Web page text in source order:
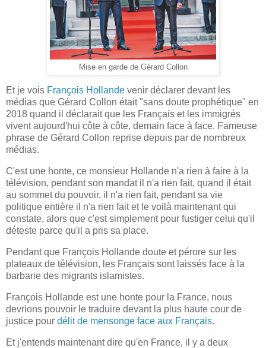
Mise en garde de Gérard Collon
Et je vois François Hollande venir déclarer devant les
médias que Gérard Collon était "sans doute prophétique" en
2018 quand il déclarait que les Français et les immigrés
vivent aujourd'hui côte à côte, demain face à face. Fameuse
phrase de Gérard Collon reprise depuis par de nombreux
médias.
C'est une honte, ce monsieur Hollande n'a rien à faire à la
télévision, pendant son mandat il n'a rien fait, quand il était
au sommet du pouvoir, il n'a rien fait, pendant sa vie
politique entière il n'a rien fait et le voilà maintenant qui
constate, alors que c'est simplement pour fustiger celui qu'il
déteste parce qu'il a pris sa place.
Pendant que François Hollande doute et pérore sur les
plateaux de télévision, les Français sont laissés face à la
barbarie des migrants islamistes.
François Hollande est une honte pour la France, nous
devrions pouvoir le traduire devant la plus haute cour de
justice pour délit de mensonge face aux Français.
Et j'entends maintenant dire qu'en France, il y a deux